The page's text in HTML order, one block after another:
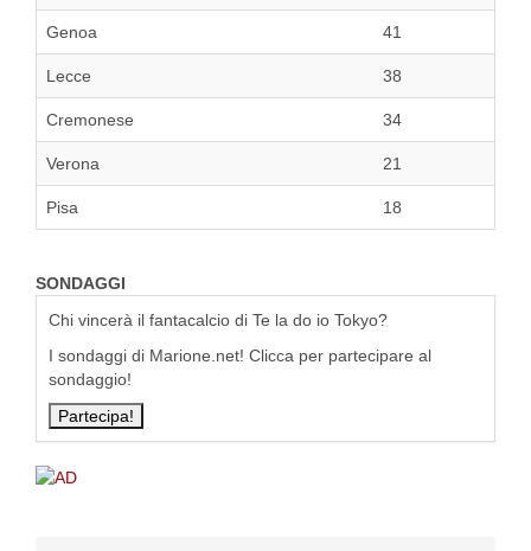
Genoa 41
Lecce 38
Cremonese 34
Verona 21
Pisa 18
SONDAGGI
Chi vincerà il fantacalcio di Te la do io Tokyo?
I sondaggi di Marione.net! Clicca per partecipare al
sondaggio!